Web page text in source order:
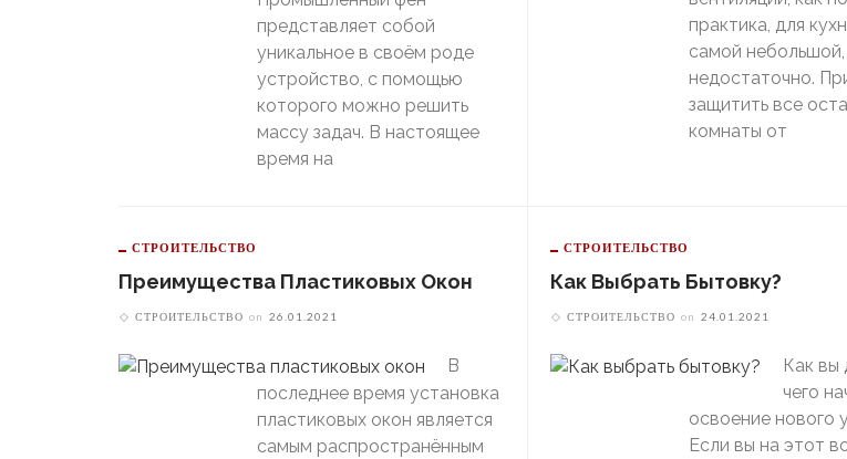
представляет собой
уникальное в своём роде
устройство, с помощью
которого можно решить
массу задач. В настоящее
время на
практика, для
самой
недостаточно.
защитить все
комнаты от
СТРОИТЕЛЬСТВО
Преимущества Пластиковых Окон
СТРОИТЕЛЬСТВО on 26.01.2021
В
последнее время установка
пластиковых окон является
самым распространённым
СТРОИТЕЛЬСТВО
Как Выбрать Бытовку?
СТРОИТЕЛЬСТВО on 24.01.2021
Как вы
чего
освоение нового
Если вы на этот